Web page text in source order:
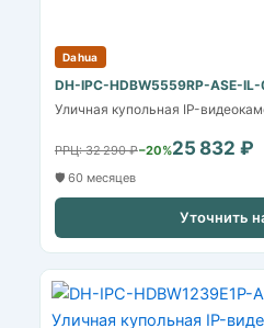
Dahua
DH-IPC-HDBW5559RP-ASE-
Уличная купольная IP-
РРЦ: 32 290 ₽−20%25 832 ₽
🛡️ 60 месяцев
Уточнить